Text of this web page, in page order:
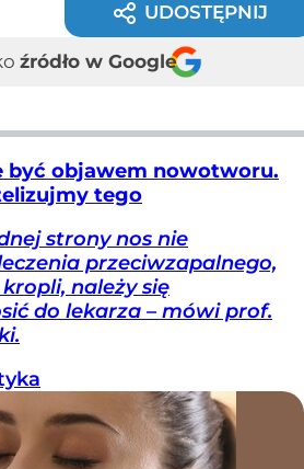
UDOSTĘPNIJ
źródło w Google
być objawem nowotworu.
tego
strony nos nie
przeciwzapalnego,
należy się
do lekarza – mówi prof.